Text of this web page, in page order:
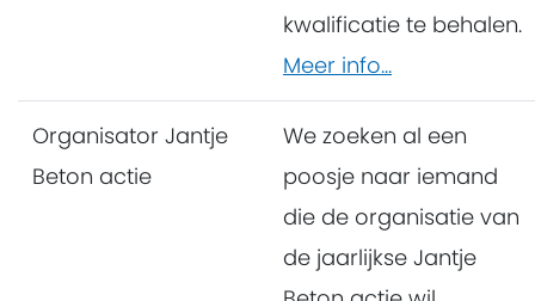
kwalificatie te behalen.
Meer info...
Organisator Jantje
Beton actie
We zoeken al een
poosje naar iemand
die de organisatie van
de jaarlijkse Jantje